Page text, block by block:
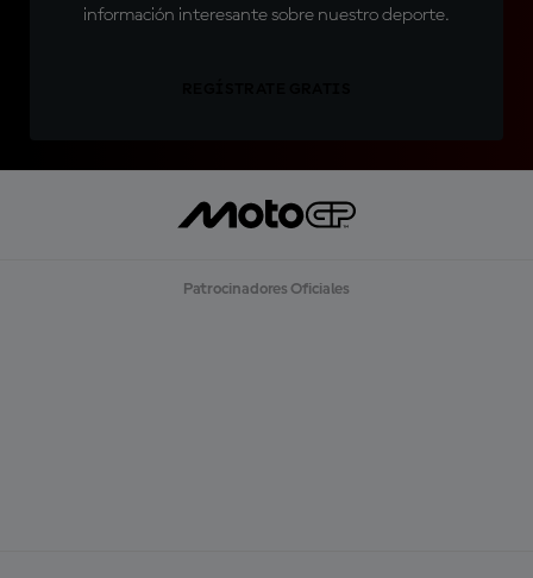
información interesante sobre nuestro deporte.
Patrocinadores Oficiales